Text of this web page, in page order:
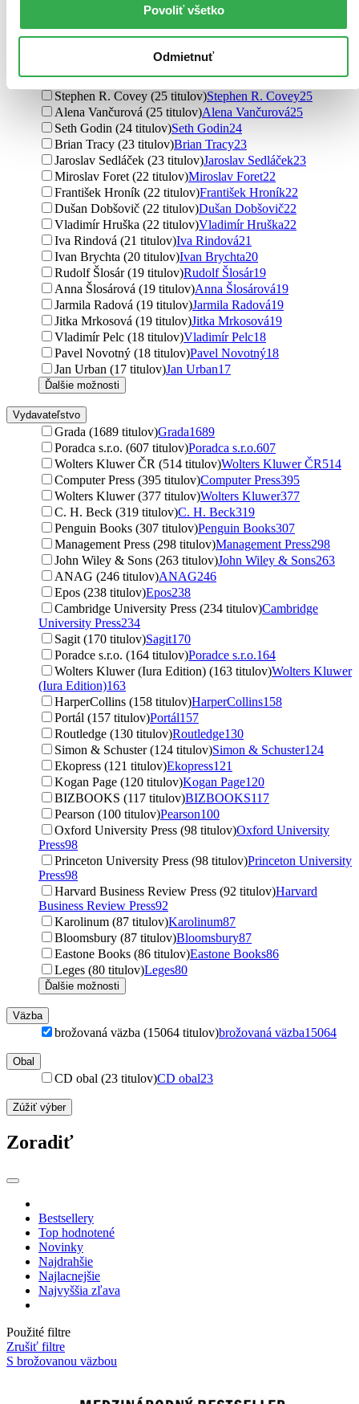
Povoliť všetko
Odmietnuť
Robert T. Kiyosaki (32 titulov)Robert T. Kiyosaki
Jiří Plamínek (31 titulov)Jiří Plamínek31
Hana Marková (29 titulov)Hana Marková
Jiří Strouhal (26 titulov)Jiří Strouhal26
Stephen R. Covey (25 titulov)Stephen R. Covey25
Alena Vančurová (25 titulov)Alena Vančurová25
Seth Godin (24 titulov)Seth Godin24
Brian Tracy (23 titulov)Brian Tracy23
Jaroslav Sedláček (23 titulov)Jaroslav Sedláček23
Miroslav Foret (22 titulov)Miroslav Foret22
František Hroník (22 titulov)František Hroník22
Dušan Dobšovič (22 titulov)Dušan Dobšovič22
Vladimír Hruška (22 titulov)Vladimír Hruška22
Iva Rindová (21 titulov)Iva Rindová21
Ivan Brychta (20 titulov)Ivan Brychta20
Rudolf Šlosár (19 titulov)Rudolf Šlosár19
Anna Šlosárová (19 titulov)Anna Šlosárová19
Jarmila Radová (19 titulov)Jarmila Radová19
Jitka Mrkosová (19 titulov)Jitka Mrkosová19
Vladimír Pelc (18 titulov)Vladimír Pelc18
Pavel Novotný (18 titulov)Pavel Novotný18
Jan Urban (17 titulov)Jan Urban17
Ďalšie možnosti
Vydavateľstvo
Grada (1689 titulov)Grada1689
Poradca s.r.o. (607 titulov)Poradca s.r.o.607
Wolters Kluwer ČR (514 titulov)Wolters Kluwer ČR514
Computer Press (395 titulov)Computer Press395
Wolters Kluwer (377 titulov)Wolters Kluwer377
C. H. Beck (319 titulov)C. H. Beck319
Penguin Books (307 titulov)Penguin Books307
Management Press (298 titulov)Management Press298
John Wiley & Sons (263 titulov)John Wiley & Sons263
ANAG (246 titulov)ANAG246
Epos (238 titulov)Epos238
Cambridge University Press (234 titulov)Cambridge
University Press234
Sagit (170 titulov)Sagit170
Poradce s.r.o. (164 titulov)Poradce s.r.o.164
Wolters Kluwer (Iura Edition) (163 titulov)Wolters Kluwer
(Iura Edition)163
HarperCollins (158 titulov)HarperCollins158
Portál (157 titulov)Portál157
Routledge (130 titulov)Routledge130
Simon & Schuster (124 titulov)Simon & Schuster124
Ekopress (121 titulov)Ekopress121
Kogan Page (120 titulov)Kogan Page120
BIZBOOKS (117 titulov)BIZBOOKS117
Pearson (100 titulov)Pearson100
Oxford University Press (98 titulov)Oxford University
Press98
Princeton University Press (98 titulov)Princeton University
Press98
Harvard Business Review Press (92 titulov)Harvard
Business Review Press92
Karolinum (87 titulov)Karolinum87
Bloomsbury (87 titulov)Bloomsbury87
Eastone Books (86 titulov)Eastone Books86
Leges (80 titulov)Leges80
Ďalšie možnosti
Väzba
brožovaná väzba (15064 titulov)brožovaná väzba15064
Obal
CD obal (23 titulov)CD obal23
Zúžiť výber
Zoradiť
Bestsellery
Top hodnotené
Novinky
Najdrahšie
Najlacnejšie
Najvyššia zľava
Použité filtre
Zrušiť filtre
S brožovanou väzbou